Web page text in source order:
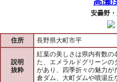
安曇野
住所 長野県大町市平
説明
抜粋
紅葉の美しさは県内有数の
た、エメラルドグリーン
があり、四季折々の魅力が
倉ダム、大町ダムや噴湯丘